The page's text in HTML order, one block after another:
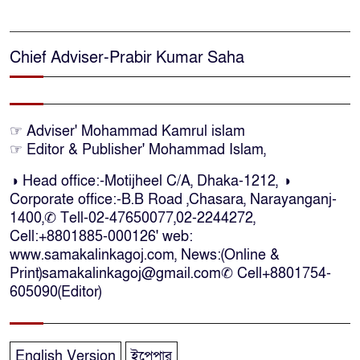
প্রাণনাশের আশঙ্কা থাকলেও ডিসেম্বরের
মধ্যেই বাংলাদেশে ফিরতে চান শেখ
হাসিনা
অ্যারেস্ট’ নয়, হাইকোর্টের আদেশ
স্থগিত
দক্ষিণ আফ্রিকায় অগ্নিকান্ডে নিহতদের
লাশ আনা’সহ পূর্ণ সহায়তার আশ্বাস
ইউএনও’র
কক্সবাজারে কোস্টগার্ডের অভিযানে
Chief Adviser-Prabir Kumar Saha
☞ Adviser' Mohammad Kamrul islam
☞ Editor & Publisher' Mohammad Islam,
◑ Head office:-Motijheel C/A, Dhaka-1212, ◑
Corporate office:-B.B Road ,Chasara, Narayanganj-
1400,✆ Tell-02-47650077,02-2244272,
Cell:+8801885-000126' web:
www.samakalinkagoj.com, News:(Online &
Print)samakalinkagoj@gmail.com✆ Cell+8801754-
605090(Editor)
English Version ইপেপার